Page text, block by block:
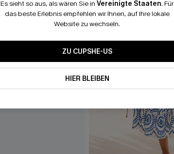
Es sieht so aus, als wären Sie in Vereinigte Staaten. Für
das beste Erlebnis empfehlen wir Ihnen, auf Ihre lokale
Website zu wechseln.
ZU CUPSHE-US
HIER BLEIBEN